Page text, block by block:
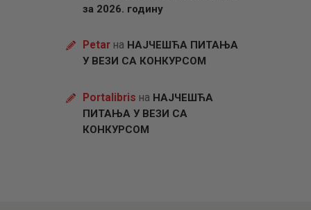
за 2026. годину
Petarна НАЈЧЕШЋА ПИТАЊА
У ВЕЗИ СА КОНКУРСОМ
Portalibris на НАЈЧЕШЋА
ПИТАЊА У ВЕЗИ СА
КОНКУРСОМ